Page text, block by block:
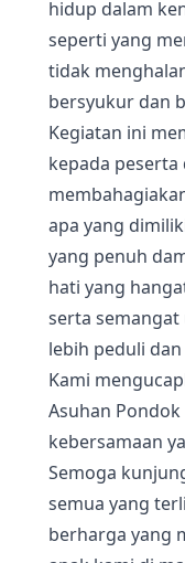
hidup dalam
seperti yang
tidak
bersyukur dan
Kegiatan ini
kepada
apa yang
yang penuh
hati yang
serta
lebih peduli
Kami
Asuhan
kebersamaan
Semoga
semua yang
berharga yang